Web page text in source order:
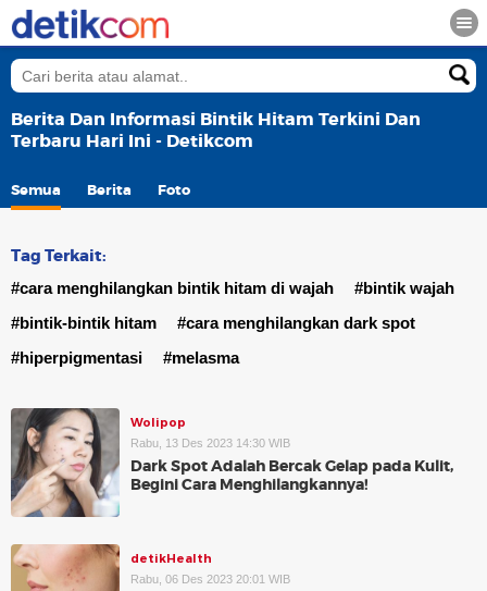
Berita Dan Informasi Bintik Hitam Terkini Dan
Terbaru Hari Ini - Detikcom
Semua Berita Foto
Tag Terkait:
#cara menghilangkan bintik hitam di wajah
#bintik wajah
#bintik-bintik hitam
#cara menghilangkan dark spot
#hiperpigmentasi
#melasma
Wolipop
Rabu, 13 Des 2023 14:30 WIB
Dark Spot Adalah Bercak Gelap pada Kulit,
Begini Cara Menghilangkannya!
detikHealth
Rabu, 06 Des 2023 20:01 WIB